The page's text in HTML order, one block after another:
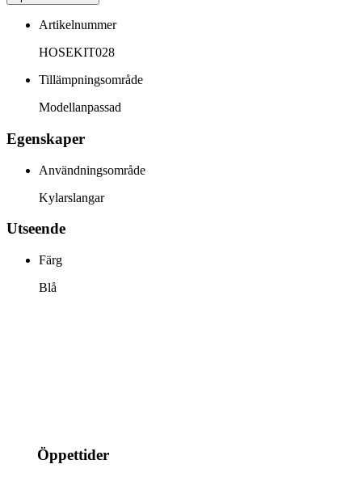
Artikelnummer
HOSEKIT028
Tillämpningsområde
Modellanpassad
Egenskaper
Användningsområde
Kylarslangar
Utseende
Färg
Blå
Öppettider